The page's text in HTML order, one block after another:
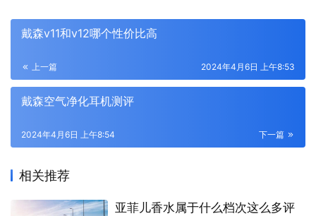
戴森v11和v12哪个性价比高
上一篇 2024年4月6日 上午8:53
戴森空气净化耳机测评
下一篇
2024年4月6日 上午8:54
相关推荐
亚菲儿香水属于什么档次这么多评